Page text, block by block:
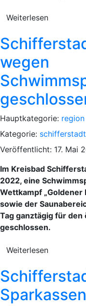
Weiterlesen
wegen
Hauptkategorie: region
Kategorie: schifferstadt
Veröffentlicht: 17. Mai
Im Kreisbad
2022, eine
Wettkampf „Goldener
sowie der
Tag ganztägig für
geschlossen.
Weiterlesen